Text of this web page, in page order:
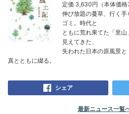
定価 3,630円（本体価格
伸び放題の蔓草、行く
ゴミ。時代と
ともに荒れ果てた「里
見えてきた、
失われた日本の原風景
真とともに綴る。
シェア
最新ニュース一覧